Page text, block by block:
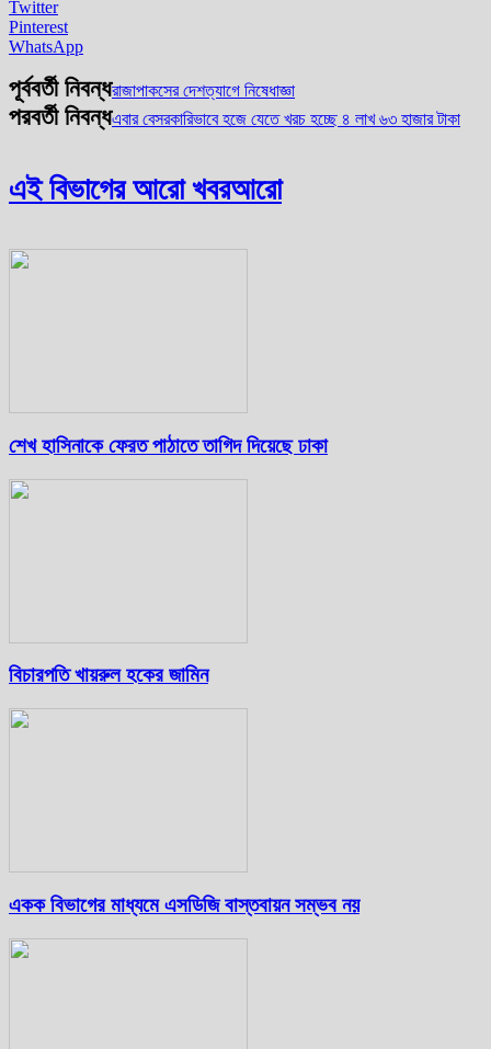
Twitter
Pinterest
WhatsApp
পূর্ববর্তী নিবন্ধরাজাপাকসের দেশত্যাগে নিষেধাজ্ঞা
পরবর্তী নিবন্ধএবার বেসরকারিভাবে হজে যেতে খরচ হচ্ছে ৪ লাখ ৬৩ হাজার টাকা
এই বিভাগের আরো খবরআরো
শেখ হাসিনাকে ফেরত পাঠাতে তাগিদ দিয়েছে ঢাকা
বিচারপতি খায়রুল হকের জামিন
একক বিভাগের মাধ্যমে এসডিজি বাস্তবায়ন সম্ভব নয়